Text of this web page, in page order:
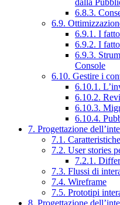
6.8.3.
6.9.
6.9.1. I
6.9.2. I
6.9.3.
Console
6.10. Gestire i
6.10.1.
6.10.2.
6.10.3.
6.10.4.
7. Progettazione
7.1.
7.2. User stories
7.2.1.
7.3. Flussi di
7.4. Wireframe
7.5. Prototipi
8. Progettazione